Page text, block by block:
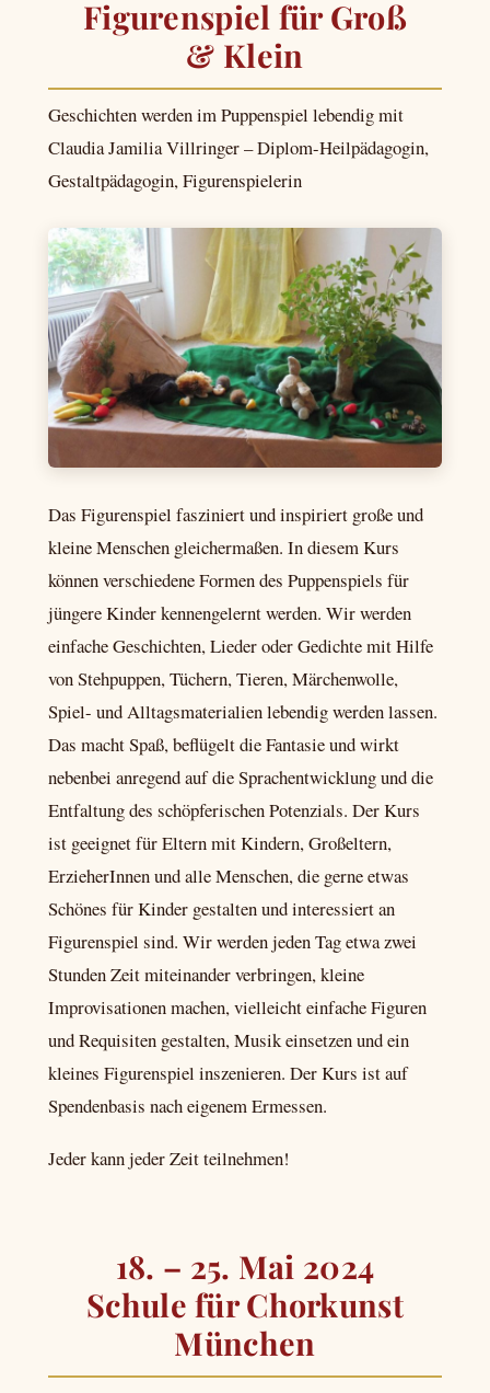
Figurenspiel für Groß
& Klein
Geschichten werden im Puppenspiel lebendig mit
Claudia Jamilia Villringer – Diplom-Heilpädagogin,
Gestaltpädagogin, Figurenspielerin
Das Figurenspiel fasziniert und inspiriert große und
kleine Menschen gleichermaßen. In diesem Kurs
können verschiedene Formen des Puppenspiels für
jüngere Kinder kennengelernt werden. Wir werden
einfache Geschichten, Lieder oder Gedichte mit Hilfe
von Stehpuppen, Tüchern, Tieren, Märchenwolle,
Spiel- und Alltagsmaterialien lebendig werden lassen.
Das macht Spaß, beflügelt die Fantasie und wirkt
nebenbei anregend auf die Sprachentwicklung und die
Entfaltung des schöpferischen Potenzials. Der Kurs
ist geeignet für Eltern mit Kindern, Großeltern,
ErzieherInnen und alle Menschen, die gerne etwas
Schönes für Kinder gestalten und interessiert an
Figurenspiel sind. Wir werden jeden Tag etwa zwei
Stunden Zeit miteinander verbringen, kleine
Improvisationen machen, vielleicht einfache Figuren
und Requisiten gestalten, Musik einsetzen und ein
kleines Figurenspiel inszenieren. Der Kurs ist auf
Spendenbasis nach eigenem Ermessen.
Jeder kann jeder Zeit teilnehmen!
18. – 25. Mai 2024
Schule für Chorkunst
München